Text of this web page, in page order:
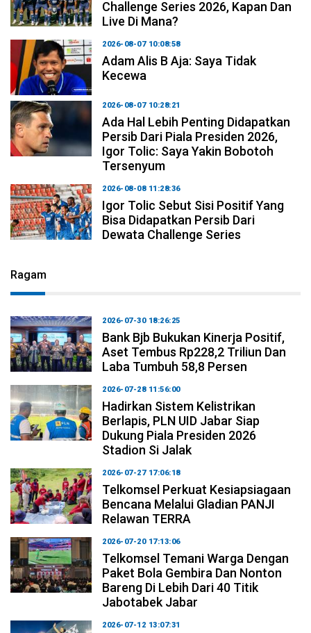
Challenge Series 2026, Kapan Dan
Live Di Mana?
2026-08-07 10:08:58
Adam Alis B Aja: Saya Tidak
Kecewa
2026-08-07 10:28:21
Ada Hal Lebih Penting Didapatkan
Persib Dari Piala Presiden 2026,
Igor Tolic: Saya Yakin Bobotoh
Tersenyum
2026-08-08 11:28:36
Igor Tolic Sebut Sisi Positif Yang
Bisa Didapatkan Persib Dari
Dewata Challenge Series
Ragam
2026-07-30 18:26:25
Bank Bjb Bukukan Kinerja Positif,
Aset Tembus Rp228,2 Triliun Dan
Laba Tumbuh 58,8 Persen
2026-07-28 11:56:00
Hadirkan Sistem Kelistrikan
Berlapis, PLN UID Jabar Siap
Dukung Piala Presiden 2026
Stadion Si Jalak
2026-07-27 17:06:18
Telkomsel Perkuat Kesiapsiagaan
Bencana Melalui Gladian PANJI
Relawan TERRA
2026-07-20 17:13:06
Telkomsel Temani Warga Dengan
Paket Bola Gembira Dan Nonton
Bareng Di Lebih Dari 40 Titik
Jabotabek Jabar
2026-07-12 13:07:31